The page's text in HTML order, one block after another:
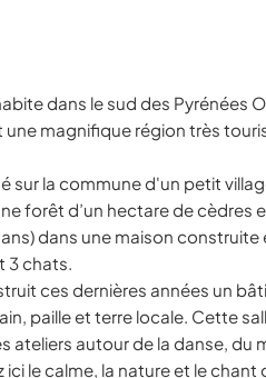
dans le sud des Pyrénées
une magnifique région très
sur la commune d'un petit
forêt d’un hectare de cèdres
dans une maison
3 chats.
ces dernières années un
paille et terre locale. Cette
ateliers autour de la danse, du
ici le calme, la nature et le chant